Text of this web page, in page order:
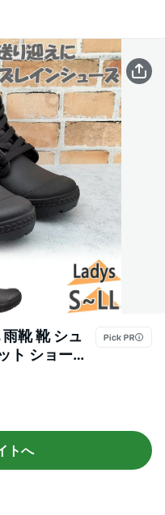
靴 靴 シュ
ト ショート
出かけ おし
無料 moz
トへ